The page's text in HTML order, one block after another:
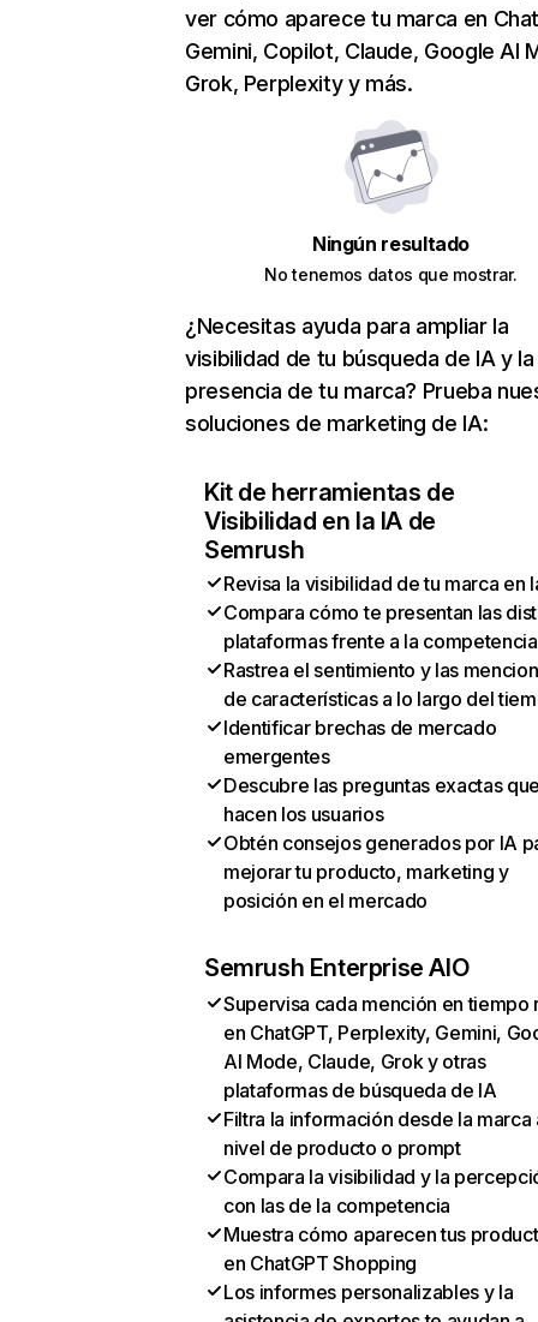
ver cómo aparece tu marca en
Gemini, Copilot, Claude, Google AI
Grok, Perplexity y más.
Ningún resultado
No tenemos datos que mostrar.
¿Necesitas ayuda para ampliar la
visibilidad de tu búsqueda de IA y la
presencia de tu marca? Prueba
soluciones de marketing de IA:
Kit de herramientas de
Visibilidad en la IA de
Semrush
Revisa la visibilidad de tu marca en
Compara cómo te presentan las
plataformas frente a la competencia
Rastrea el sentimiento y las
de características a lo largo del
Identificar brechas de mercado
emergentes
Descubre las preguntas exactas
hacen los usuarios
Obtén consejos generados por IA
mejorar tu producto, marketing y
posición en el mercado
Semrush Enterprise AIO
Supervisa cada mención en tiempo
en ChatGPT, Perplexity, Gemini,
AI Mode, Claude, Grok y otras
plataformas de búsqueda de IA
Filtra la información desde la marca
nivel de producto o prompt
Compara la visibilidad y la
con las de la competencia
Muestra cómo aparecen tus
en ChatGPT Shopping
Los informes personalizables y la